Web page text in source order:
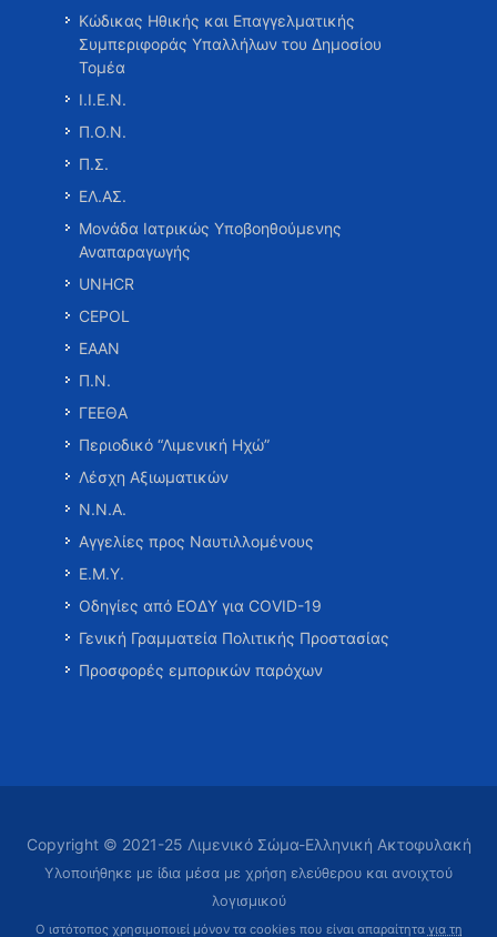
Κώδικας Ηθικής και Επαγγελματικής
Συμπεριφοράς Υπαλλήλων του Δημοσίου
Τομέα
Ι.Ι.Ε.Ν.
Π.Ο.Ν.
Π.Σ.
ΕΛ.ΑΣ.
Μονάδα Ιατρικώς Υποβοηθούμενης
Αναπαραγωγής
UNHCR
CEPOL
ΕΑΑΝ
Π.Ν.
ΓΕΕΘΑ
Περιοδικό “Λιμενική Ηχώ”
Λέσχη Αξιωματικών
Ν.Ν.Α.
Αγγελίες προς Ναυτιλλομένους
Ε.Μ.Υ.
Οδηγίες από ΕΟΔΥ για COVID-19
Γενική Γραμματεία Πολιτικής Προστασίας
Προσφορές εμπορικών παρόχων
Copyright © 2021-25 Λιμενικό Σώμα-Ελληνική Ακτοφυλακή
Υλοποιήθηκε με ίδια μέσα με χρήση ελεύθερου και ανοιχτού
λογισμικού
Ο ιστότοπος χρησιμοποιεί μόνον τα cookies που είναι απαραίτητα για τη